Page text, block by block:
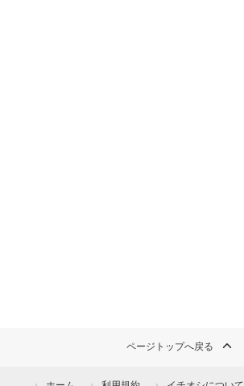
ページトップへ戻る